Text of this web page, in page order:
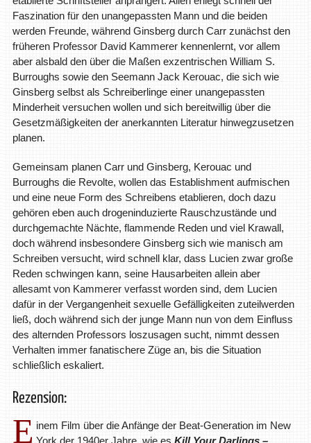
Faszination für den unangepassten Mann und die beiden
werden Freunde, während Ginsberg durch Carr zunächst den
früheren Professor David Kammerer kennenlernt, vor allem
aber alsbald den über die Maßen exzentrischen William S.
Burroughs sowie den Seemann Jack Kerouac, die sich wie
Ginsberg selbst als Schreiberlinge einer unangepassten
Minderheit versuchen wollen und sich bereitwillig über die
Gesetzmäßigkeiten der anerkannten Literatur hinwegzusetzen
planen.
Gemeinsam planen Carr und Ginsberg, Kerouac und
Burroughs die Revolte, wollen das Establishment aufmischen
und eine neue Form des Schreibens etablieren, doch dazu
gehören eben auch drogeninduzierte Rauschzustände und
durchgemachte Nächte, flammende Reden und viel Krawall,
doch während insbesondere Ginsberg sich wie manisch am
Schreiben versucht, wird schnell klar, dass Lucien zwar große
Reden schwingen kann, seine Hausarbeiten allein aber
allesamt von Kammerer verfasst worden sind, dem Lucien
dafür in der Vergangenheit sexuelle Gefälligkeiten zuteilwerden
ließ, doch während sich der junge Mann nun von dem Einfluss
des alternden Professors loszusagen sucht, nimmt dessen
Verhalten immer fanatischere Züge an, bis die Situation
schließlich eskaliert.
Rezension:
E inem Film über die Anfänge der Beat-Generation im New
York der 1940er Jahre, wie es Kill Your Darlings –